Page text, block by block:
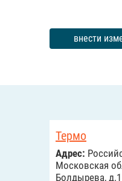
внести
Термо
Адрес:
Московская
Болдырева, д.1